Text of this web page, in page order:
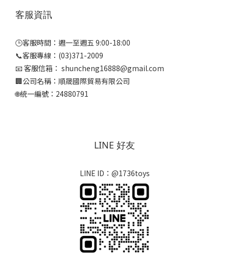
客服資訊
🕒客服時間：週一至週五 9:00-18:00
📞客服專線：(03)371-2009
📧 客服信箱： shuncheng16888@gmail.com
🏢公司名稱：順晟國際貿易有限公司
🌐統一編號：24880791
LINE 好友
LINE ID：@1736toys